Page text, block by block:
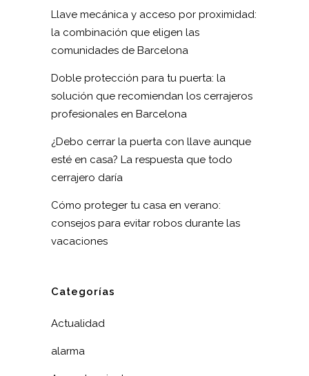
Llave mecánica y acceso por proximidad:
la combinación que eligen las
comunidades de Barcelona
Doble protección para tu puerta: la
solución que recomiendan los cerrajeros
profesionales en Barcelona
¿Debo cerrar la puerta con llave aunque
esté en casa? La respuesta que todo
cerrajero daría
Cómo proteger tu casa en verano:
consejos para evitar robos durante las
vacaciones
Categorías
Actualidad
alarma